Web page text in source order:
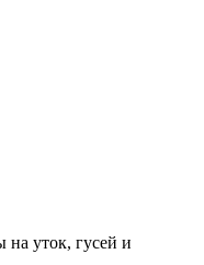
на уток, гусей и